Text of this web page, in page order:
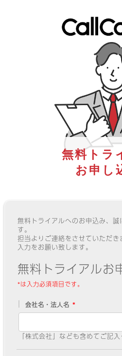
無料トラ
お申し
無料トライアルへのお申込み、
す。
担当よりご連絡をさせていただ
入力をお願い致します。
無料トライアルお
*は入力必須項目です。
会社名・法人名
「株式会社」なども含めてご記